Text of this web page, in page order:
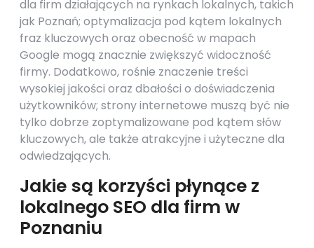
dla firm działających na rynkach lokalnych, takich
jak Poznań; optymalizacja pod kątem lokalnych
fraz kluczowych oraz obecność w mapach
Google mogą znacznie zwiększyć widoczność
firmy. Dodatkowo, rośnie znaczenie treści
wysokiej jakości oraz dbałości o doświadczenia
użytkowników; strony internetowe muszą być nie
tylko dobrze zoptymalizowane pod kątem słów
kluczowych, ale także atrakcyjne i użyteczne dla
odwiedzających.
Jakie są korzyści płynące z
lokalnego SEO dla firm w
Poznaniu